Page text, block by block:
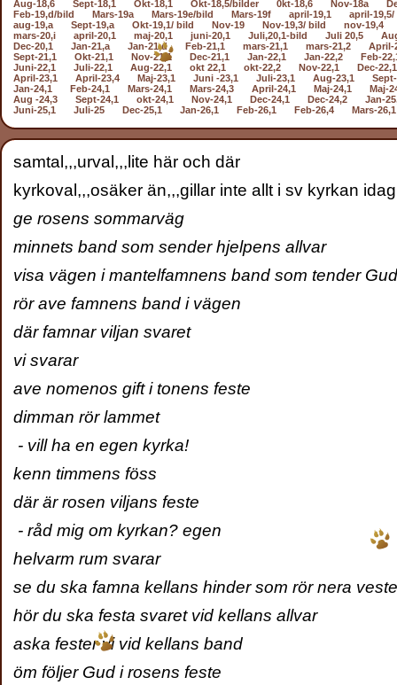
Aug-18,6
Sept-18,1 Okt-18,1 Okt-18,5/bilder 0kt-18,6 Nov-18a
Feb-19,d/bild
Mars-19a Mars-19e/bild Mars-19f april-19,1
april-
aug-19,a
Sept-19,a Okt-19,1/ bild Nov-19 Nov-19,3/ bild
nov-19,4
mars-20,i
april-20,1 maj-20,1 juni-20,1 Juli,20,1-bild Juli 20,5
Dec-20,1
Jan-21,a Jan-21,d Feb-21,1 mars-21,1 mars-21,2
April-
Sept-21,1
Okt-21,1 Nov-21,1 Dec-21,1 Jan-22,1 Jan-22,2
Feb-
Juni-22,1
Juli-22,1 Aug-22,1 okt 22,1 okt-22,2 Nov-22,1
Dec-22,1
April-23,1
April-23,4 Maj-23,1 Juni -23,1 Juli-23,1 Aug-23,1
Jan-24,1
Feb-24,1 Mars-24,1 Mars-24,3 April-24,1 Maj-24,1
Maj-
Aug -24,3
Sept-24,1 okt-24,1 Nov-24,1 Dec-24,1 Dec-24,2
Jan-
Juni-25,1
Juli-25 Dec-25,1 Jan-26,1 Feb-26,1 Feb-26,4 Mars-26,1
samtal,,,urval,,,lite här och där
kyrkoval,,,osäker än,,,gillar inte allt i sv kyrkan
ge rosens sommarväg
minnets band som sender hjelpens allvar
visa vägen i mantelfamnens band som tender
rör ave famnens band i vägen
där famnar viljan svaret
vi svarar
ave nomenos gift i tonens feste
dimman rör lammet
- vill ha en egen kyrka!
kenn timmens föss
där är rosen viljans feste
- råd mig om kyrkan? egen
helvarm rum svarar
se du ska famna kellans hinder som rör nera
hör du ska festa svaret vid kellans allvar
aska fester vi vid kellans band
öm följer Gud i rosens feste